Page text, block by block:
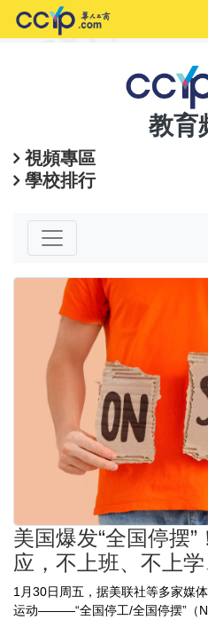
教育
視頻專區
學校排行
美国爆发“全国停摆
应，不上班、不上学
1月30日周五，据美联社等多家媒
运动———“全国停工/全国停摆”（